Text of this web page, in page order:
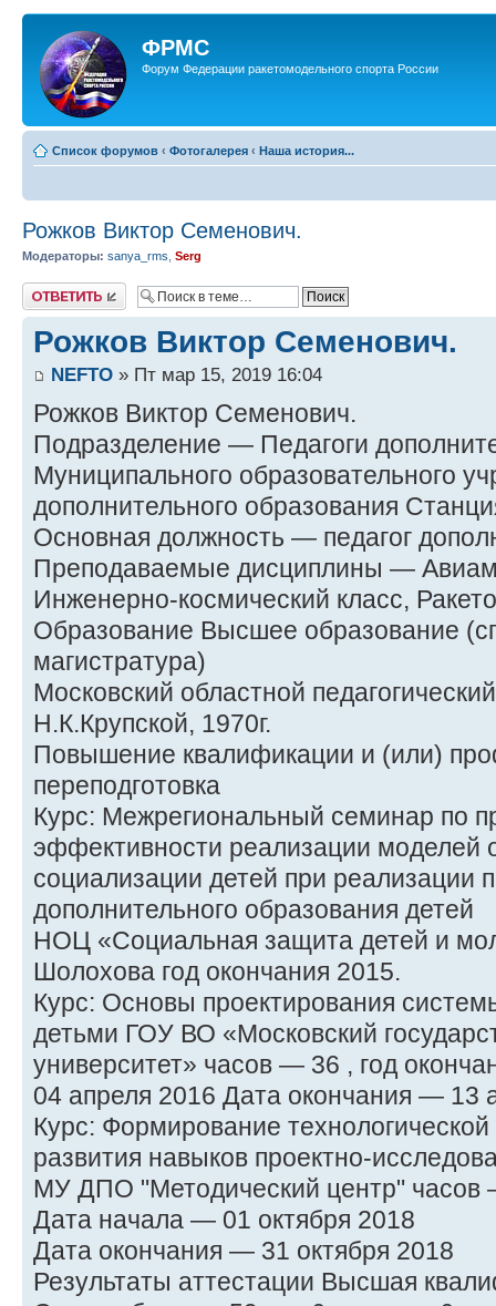
ФРМС
Форум Федерации ракетомодельного спорта России
Список форумов ‹ Фотогалерея ‹ Наша история...
Рожков Виктор Семенович.
Модераторы: sanya_rms Serg
Ответить
Рожков Виктор Семенович.
NEFTO » Пт мар 15, 2019 16:04
Рожков Виктор Семенович.
Подразделение — Педагоги
Муниципального образовательного
дополнительного образования
Основная должность — педагог
Преподаваемые дисциплины —
Инженерно-космический класс,
Образование Высшее образование
магистратура)
Московский областной
Н.К.Крупской, 1970г.
Повышение квалификации и (или)
переподготовка
Курс: Межрегиональный семинар по
эффективности реализации моделей
социализации детей при реализации
дополнительного образования детей
НОЦ «Социальная защита детей и
Шолохова год окончания 2015.
Курс: Основы проектирования
детьми ГОУ ВО «Московский
университет» часов — 36 , год
04 апреля 2016 Дата окончания — 13
Курс: Формирование
развития навыков проектно-
МУ ДПО "Методический центр" часов
Дата начала — 01 октября 2018
Дата окончания — 31 октября 2018
Результаты аттестации Высшая